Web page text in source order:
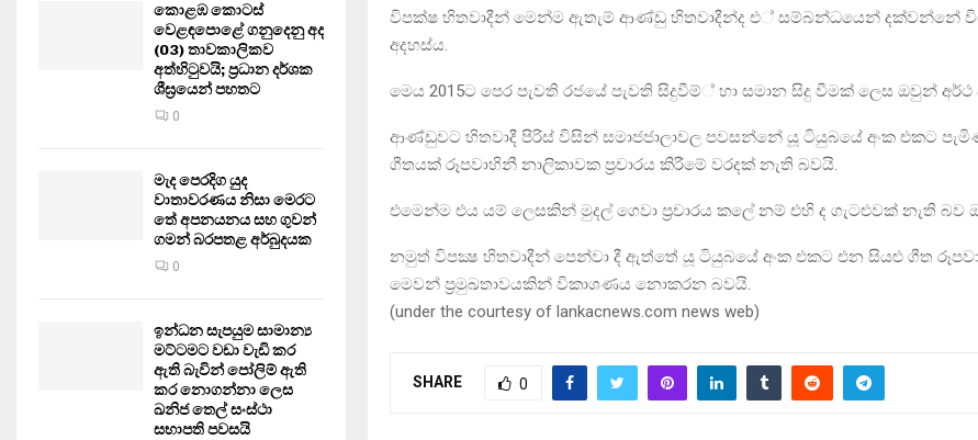
විපක්ෂ හිතවාදීන් මෙන්ම ඇතැම් ආණ්ඩු හිතවාදීන්ද එ් සම්බන්ධයෙන් දක්වන්නේ
අදහස්ය.
මෙය 2015ට පෙර පැවති රජයේ පැවති සිදුවීම්් හා සමාන සිදු වීමක් ලෙස ඔවුන් අර්ථ
ආණ්ඩුවට හිතවාදී පිරිස් විසින් සමාජජාලාවල පවසන්නේ යූ ටියුබයේ අංක එකට
ගීතයක් රූපවාහිනී නාලිකාවක ප්‍රචාරය කිරීමේ වරදක් නැති බවයි.
එමෙන්ම එය යම් ලෙසකින් මුදල් ගෙවා ප්‍රචාරය කලේ නම් එහි ද ගැටළුවක් නැති බව
නමුත් විපක්‍ෂ හිතවාදීන් පෙන්වා දී ඇත්තේ යූ ටියුබයේ අංක එකට එන සියළු ගීත
මෙවන් ප‍්‍රමුඛතාවයකින් විකාශණය නොකරන බවයි.
(under the courtesy of lankacnews.com news web)
SHARE 0
කොළඹ කොටස්
වෙළඳපොළේ ගනුදෙනු අද
(03) තාවකාලිකව
අත්හිටුවයි; ප්‍රධාන දර්ශක
ශීඝ්‍රයෙන් පහතට
0
මැද පෙරදිග යුද
වාතාවරණය නිසා මෙරට
තේ අපනයනය සහ ගුවන්
ගමන් බරපතළ අර්බුදයක
0
ඉන්ධන සැපයුම සාමාන්‍ය
මට්ටමට වඩා වැඩි කර
ඇති බැවින් පෝලිම් ඇති
කර නොගන්නා ලෙස
ඛනිජ තෙල් සංස්ථා
සභාපති පවසයි